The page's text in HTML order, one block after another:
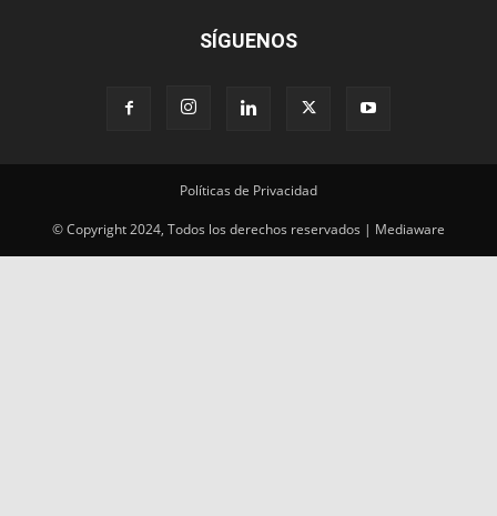
SÍGUENOS
Políticas de Privacidad
© Copyright 2024, Todos los derechos reservados | Mediaware